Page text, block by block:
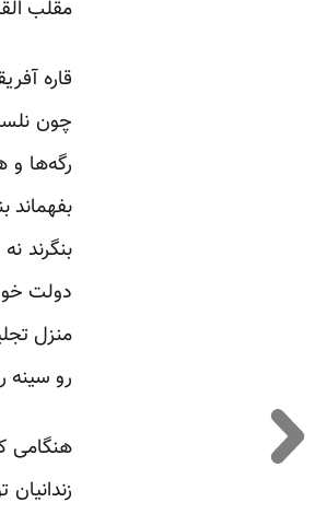
مقلب
قاره
چون
بفهماند
بنگرند
دولت
منزل
رو سینه
هنگامی